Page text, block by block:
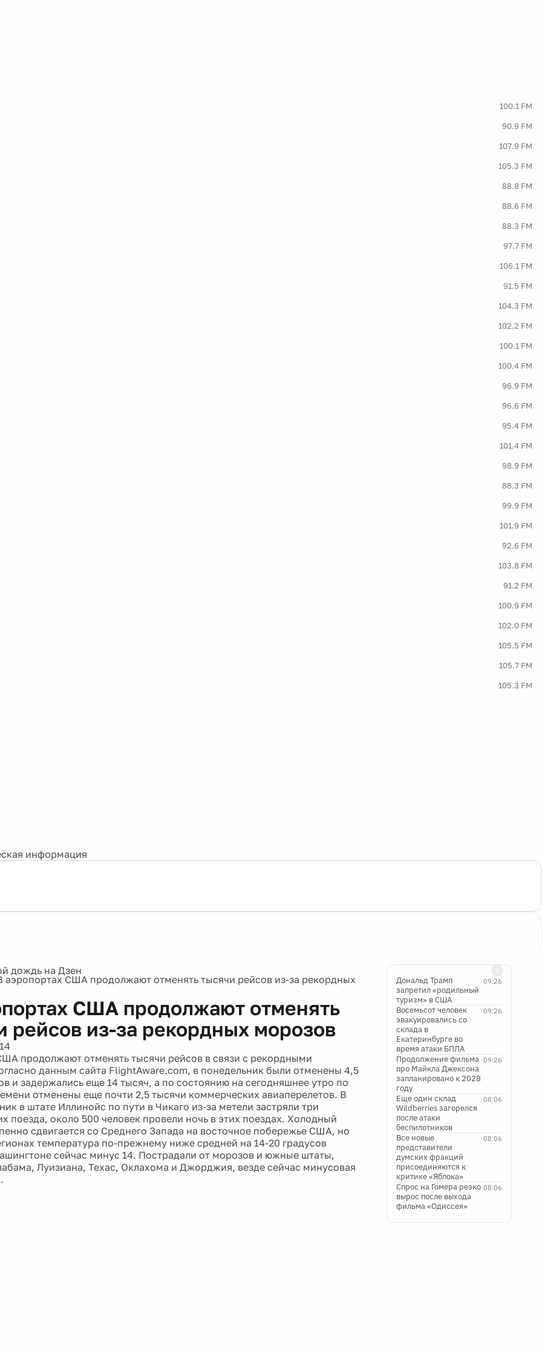
100.1 FM
90.9 FM
107.9 FM
105.3 FM
88.8 FM
88.6 FM
88.3 FM
97.7 FM
106.1 FM
91.5 FM
104.3 FM
102.2 FM
100.1 FM
100.4 FM
96.9 FM
96.6 FM
95.4 FM
101.4 FM
98.9 FM
88.3 FM
99.9 FM
101.9 FM
92.6 FM
103.8 FM
91.2 FM
100.9 FM
102.0 FM
105.5 FM
105.7 FM
105.3 FM
информация
аэропортах США продолжают отменять тысячи рейсов из-за рекордных
США продолжают отменять
рейсов из-за рекордных морозов
продолжают отменять тысячи рейсов в связи с рекордными
данным сайта FlightAware.com, в понедельник были отменены 4,5
и задержались еще 14 тысяч, а по состоянию на сегодняшнее утро по
отменены еще почти 2,5 тысячи коммерческих авиаперелетов. В
в штате Иллинойс по пути в Чикаго из-за метели застряли три
поезда, около 500 человек провели ночь в этих поездах. Холодный
сдвигается со Среднего Запада на восточное побережье США, но
температура по-прежнему ниже средней на 14-20 градусов
сейчас минус 14. Пострадали от морозов и южные штаты,
Луизиана, Техас, Оклахома и Джорджия, везде сейчас минусовая
09:26
Дональд Трамп
запретил «родильный
туризм» в США
09:26
Восемьсот человек
эвакуировались со
склада в
Екатеринбурге во
время атаки БПЛА
09:26
Продолжение фильма
про Майкла Джексона
запланировано к 2028
году
08:06
Еще один склад
Wildberries загорелся
после атаки
беспилотников
08:06
Все новые
представители
думских фракций
присоединяются к
критике «Яблока»
08:06
Спрос на Гомера резко
вырос после выхода
фильма «Одиссея»